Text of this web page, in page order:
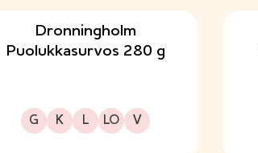
Dronningholm
Puolukkasurvos 280 g
G
Gluteeniton K
Kuitupitoinen L
Laktoositon LO
Sopii lakto-ovo ruokavalioon V
Sopii vegaaniseen ruokavalioon